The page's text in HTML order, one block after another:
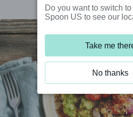
Do you want to switch
Spoon US to see our
Take me
No thanks